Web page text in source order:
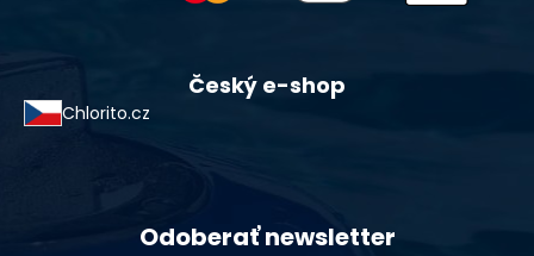
Český e-shop
Chlorito.cz
Odoberať newsletter